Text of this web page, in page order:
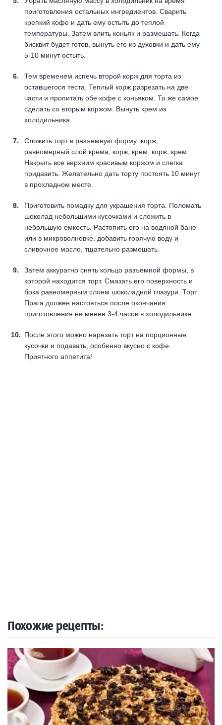
приготовления остальных ингредиентов. Сварить
крепкий кофе и дать ему остыть до теплой
температуры. Затем влить коньяк и размешать. Когда
бисквит будет готов, вынуть его из духовки и дать ему
5-10 минут остыть.
Тем временем испечь второй корж для торта из
оставшегося теста. Теплый корж разрезать на две
части и пропитать обе кофе с коньяком. То же самое
сделать со вторым коржом. Вынуть крем из
холодильника.
Сложить торт в разъемную форму: корж,
равномерный слой крема, корж, крем, корж, крем.
Накрыть все верхним красивым коржом и слегка
придавить. Желательно дать торту постоять 10 минут
в прохладном месте.
Приготовить помадку для украшения торта. Поломать
шоколад небольшими кусочками и сложить в
небольшую емкость. Растопить его на водяной бане
или в микроволновке, добавить горячую воду и
сливочное масло, тщательно размешать.
Затем аккуратно снять кольцо разъемной формы, в
которой находится торт. Смазать его поверхность и
бока равномерным слоем шоколадной глазури. Торт
Прага должен настояться после окончания
приготовления не менее 3-4 часов в холодильнике.
После этого можно нарезать торт на порционные
кусочки и подавать, особенно вкусно с кофе.
Приятного аппетита!
Похожие рецепты: